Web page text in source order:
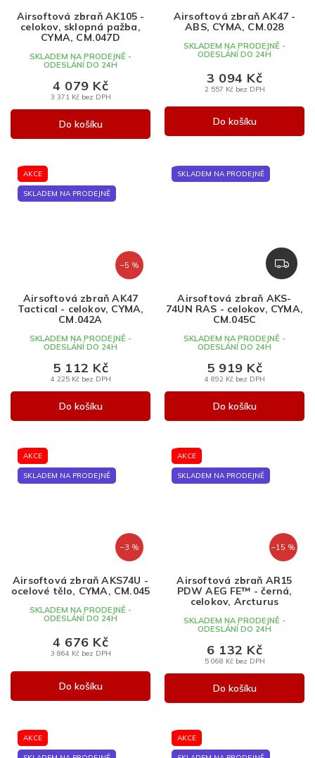
R
Airsoftová zbraň AK105 -
celokov, sklopná pažba,
CYMA, CM.047D
SKLADEM NA PRODEJNĚ -
ODESLÁNÍ DO 24H
3 371 Kč bez DPH
4 079 Kč
Do košíku
Airsoftová zbraň AK47 -
ABS, CYMA, CM.028
SKLADEM NA PRODEJNĚ -
ODESLÁNÍ DO 24H
2 557 Kč bez DPH
3 094 Kč
Do košíku
AKCE
SKLADEM NA PRODEJNĚ
–5 %
Airsoftová zbraň AK47
Tactical - celokov, CYMA,
CM.042A
SKLADEM NA PRODEJNĚ -
ODESLÁNÍ DO 24H
4 225 Kč bez DPH
5 112 Kč
Do košíku
SKLADEM NA PRODEJNĚ
Z
D
R
Airsoftová zbraň AKS-
74UN RAS - celokov, CYMA,
CM.045C
SKLADEM NA PRODEJNĚ -
ODESLÁNÍ DO 24H
4 892 Kč bez DPH
5 919 Kč
Do košíku
AKCE
SKLADEM NA PRODEJNĚ
–3 %
Airsoftová zbraň AKS74U -
ocelové tělo, CYMA, CM.045
SKLADEM NA PRODEJNĚ -
ODESLÁNÍ DO 24H
3 864 Kč bez DPH
4 676 Kč
Do košíku
AKCE
SKLADEM NA PRODEJNĚ
–15 %
Airsoftová zbraň AR15
PDW AEG FE™ - černá,
celokov, Arcturus
SKLADEM NA PRODEJNĚ -
ODESLÁNÍ DO 24H
5 068 Kč bez DPH
6 132 Kč
Do košíku
AKCE AKCE